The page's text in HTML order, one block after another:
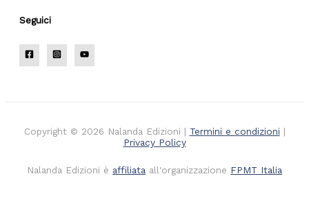
Seguici
Copyright © 2026 Nalanda Edizioni | Termini e condizioni |
Privacy Policy
Nalanda Edizioni è affiliata all'organizzazione FPMT Italia